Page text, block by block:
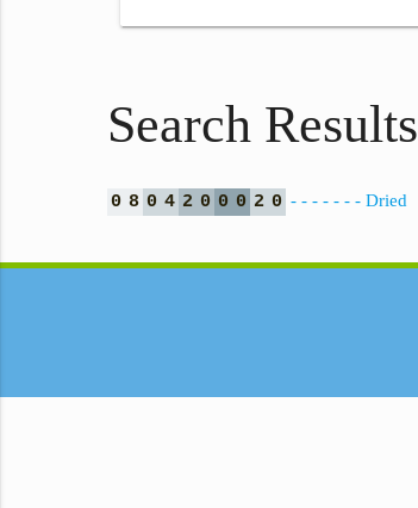
Search Results
0 8 0 4 2 0 0 0 2 0 - - - - - - - Dried